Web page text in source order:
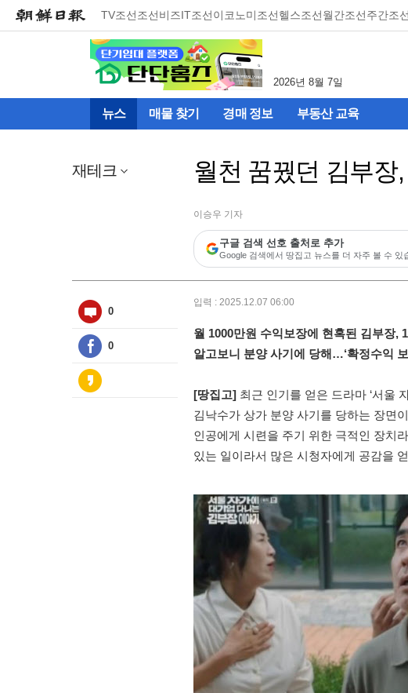
TV조선조선비즈IT조선이코노미조선헬스조선월간조선주간조선
2026년 8월 7일
뉴스 매물 찾기 경매 정보 부동산 교육
재테크 월천 꿈꿨던 김부
이승우 기자
구글 검색 선호 출처로 추가
Google 검색에서 땅집고 뉴스를 더 자주 볼 수 있
0
0
입력 : 2025.12.07 06:00
월 1000만원 수익보장에 현혹된 김부장,
알고보니 분양 사기에 당해…‘확정수익
[땅집고] 최근 인기를 얻은 드라마 ‘서울
김낙수가 상가 분양 사기를 당하는 장면
인공에게 시련을 주기 위한 극적인 장치
있는 일이라서 많은 시청자에게 공감을